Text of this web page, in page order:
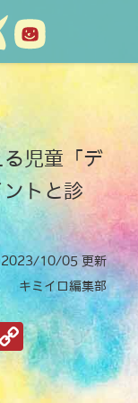
る児童「デ
トと診
2023/10/05 更新
キミイロ編集部
C
o
p